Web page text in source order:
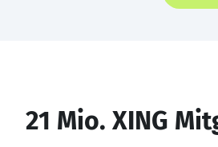
21 Mio. XING